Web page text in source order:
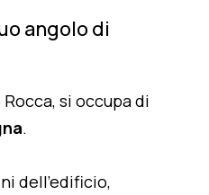
angolo di
si occupa di
.
dell'edificio,